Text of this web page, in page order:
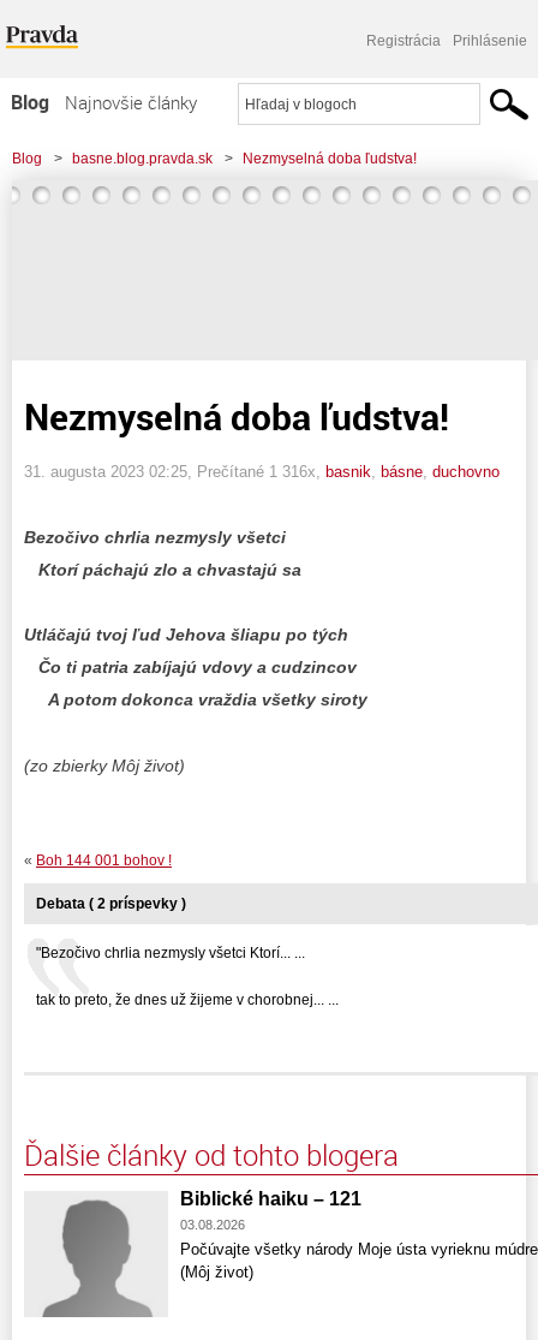
Registrácia Prihlásenie
Blog
Najnovšie články
Najčítanejšie články
Najkomentovanejšie články
Blog > basne.blog.pravda.sk > Nezmyselná doba ľudstva!
Nezmyselná doba ľudstva!
31. augusta 2023 02:25 , Prečítané 1 316x, basnik básne duchovno
Bezočivo chrlia nezmysly všetci
Ktorí páchajú zlo a chvastajú sa
Utláčajú tvoj ľud Jehova šliapu po tých
Čo ti patria zabíjajú vdovy a cudzincov
A potom dokonca vraždia všetky siroty
(zo zbierky Môj život)
« Boh 144 001 bohov !
Debata ( 2 príspevky )
"Bezočivo chrlia nezmysly všetci Ktorí... ...
tak to preto, že dnes už žijeme v chorobnej... ...
Ďalšie články od tohto blogera
Biblické haiku – 121
03.08.2026
Počúvajte všetky národy Moje ústa vyrieknu
(Môj život)